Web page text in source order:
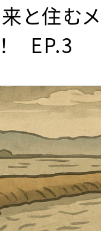
と住む
EP.3